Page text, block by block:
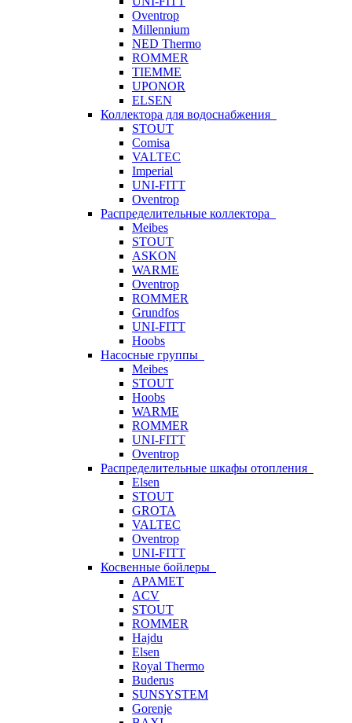
Oventrop
Millennium
NED Thermo
ROMMER
TIEMME
UPONOR
ELSEN
Коллектора для водоснабжения
STOUT
Comisa
VALTEC
Imperial
UNI-FITT
Oventrop
Распределительные коллектора
Meibes
STOUT
ASKON
WARME
Oventrop
ROMMER
Grundfos
UNI-FITT
Hoobs
Насосные группы
Meibes
STOUT
Hoobs
WARME
ROMMER
UNI-FITT
Oventrop
Распределительные шкафы отопления
Elsen
STOUT
GROTA
VALTEC
Oventrop
UNI-FITT
Косвенные бойлеры
APAMET
ACV
STOUT
ROMMER
Hajdu
Elsen
Royal Thermo
Buderus
SUNSYSTEM
Gorenje